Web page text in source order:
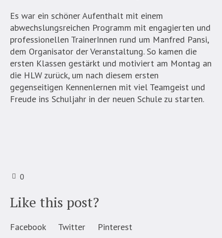
Es war ein schöner Aufenthalt mit einem
abwechslungsreichen Programm mit engagierten und
professionellen TrainerInnen rund um Manfred Pansi,
dem Organisator der Veranstaltung. So kamen die
ersten Klassen gestärkt und motiviert am Montag an
die HLW zurück, um nach diesem ersten
gegenseitigen Kennenlernen mit viel Teamgeist und
Freude ins Schuljahr in der neuen Schule zu starten.
0
Like this post?
Facebook Twitter Pinterest